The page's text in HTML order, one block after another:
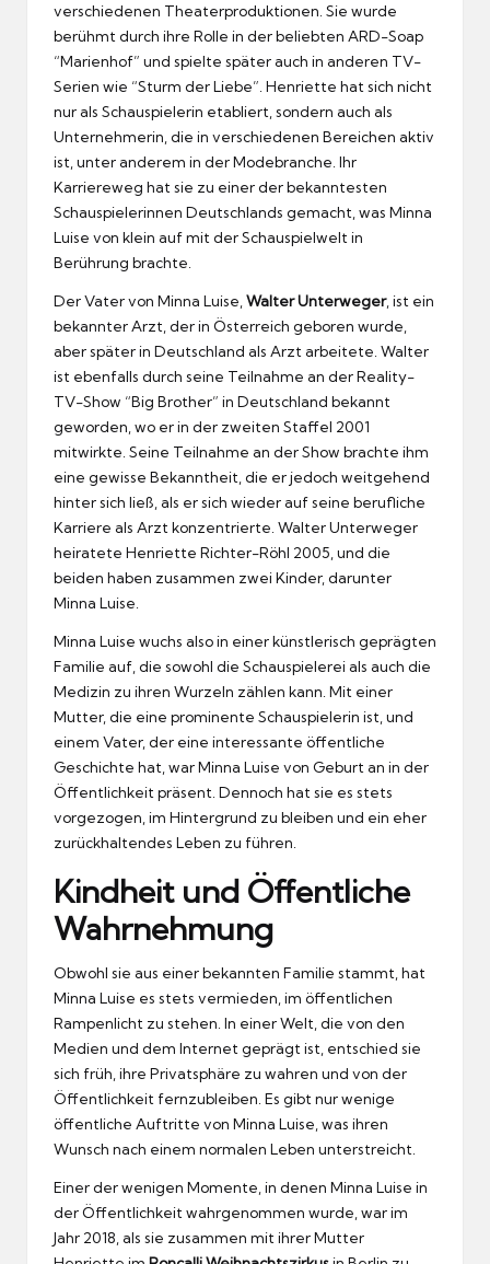
verschiedenen Theaterproduktionen. Sie wurde
berühmt durch ihre Rolle in der beliebten ARD-Soap
“Marienhof” und spielte später auch in anderen TV-
Serien wie “Sturm der Liebe”. Henriette hat sich nicht
nur als Schauspielerin etabliert, sondern auch als
Unternehmerin, die in verschiedenen Bereichen aktiv
ist, unter anderem in der Modebranche. Ihr
Karriereweg hat sie zu einer der bekanntesten
Schauspielerinnen Deutschlands gemacht, was Minna
Luise von klein auf mit der Schauspielwelt in
Berührung brachte.
Der Vater von Minna Luise, Walter Unterweger, ist ein
bekannter Arzt, der in Österreich geboren wurde,
aber später in Deutschland als Arzt arbeitete. Walter
ist ebenfalls durch seine Teilnahme an der Reality-
TV-Show “Big Brother” in Deutschland bekannt
geworden, wo er in der zweiten Staffel 2001
mitwirkte. Seine Teilnahme an der Show brachte ihm
eine gewisse Bekanntheit, die er jedoch weitgehend
hinter sich ließ, als er sich wieder auf seine berufliche
Karriere als Arzt konzentrierte. Walter Unterweger
heiratete Henriette Richter-Röhl 2005, und die
beiden haben zusammen zwei Kinder, darunter
Minna Luise.
Minna Luise wuchs also in einer künstlerisch geprägten
Familie auf, die sowohl die Schauspielerei als auch die
Medizin zu ihren Wurzeln zählen kann. Mit einer
Mutter, die eine prominente Schauspielerin ist, und
einem Vater, der eine interessante öffentliche
Geschichte hat, war Minna Luise von Geburt an in der
Öffentlichkeit präsent. Dennoch hat sie es stets
vorgezogen, im Hintergrund zu bleiben und ein eher
zurückhaltendes Leben zu führen.
Kindheit und Öffentliche
Wahrnehmung
Obwohl sie aus einer bekannten Familie stammt, hat
Minna Luise es stets vermieden, im öffentlichen
Rampenlicht zu stehen. In einer Welt, die von den
Medien und dem Internet geprägt ist, entschied sie
sich früh, ihre Privatsphäre zu wahren und von der
Öffentlichkeit fernzubleiben. Es gibt nur wenige
öffentliche Auftritte von Minna Luise, was ihren
Wunsch nach einem normalen Leben unterstreicht.
Einer der wenigen Momente, in denen Minna Luise in
der Öffentlichkeit wahrgenommen wurde, war im
Jahr 2018, als sie zusammen mit ihrer Mutter